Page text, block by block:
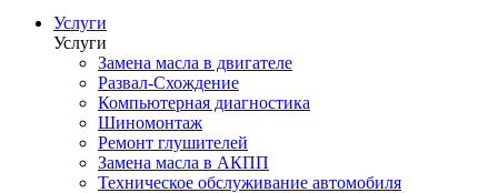
Услуги
Услуги
Замена масла в двигателе
Развал-Схождение
Компьютерная диагностика
Шиномонтаж
Ремонт глушителей
Замена масла в АКПП
Техническое обслуживание автомобиля